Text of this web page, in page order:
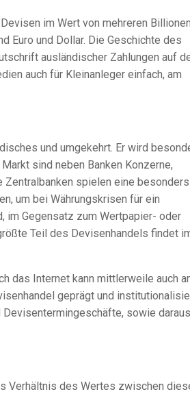
im Wert von mehreren Billionen
Euro und Dollar. Die Geschichte des
ausländischer Zahlungen auf
auch für Kleinanleger einfach, am
und umgekehrt. Er wird
sind neben Banken Konzerne,
Zentralbanken spielen eine besonders
um bei Währungskrisen für ein
im Gegensatz zum Wertpapier- oder
Teil des Devisenhandels findet
das Internet kann mittlerweile auch
geprägt und
sowie daraus
Verhältnis des Wertes zwischen